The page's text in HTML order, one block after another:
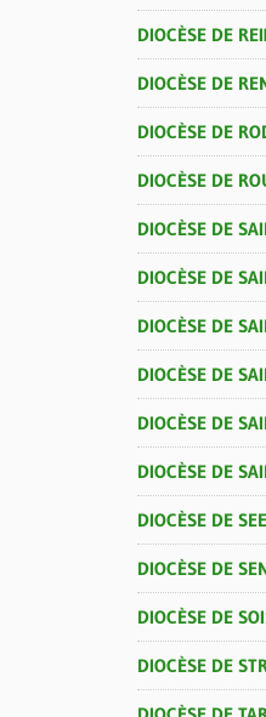
DIOCÈSE DE
DIOCÈSE DE
DIOCÈSE DE
DIOCÈSE DE
DIOCÈSE DE
DIOCÈSE DE
DIOCÈSE DE
DIOCÈSE DE
DIOCÈSE DE
DIOCÈSE DE
DIOCÈSE DE
DIOCÈSE DE
DIOCÈSE DE
DIOCÈSE DE